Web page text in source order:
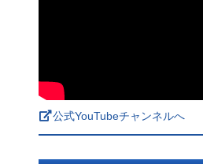
公式YouTubeチャンネルへ